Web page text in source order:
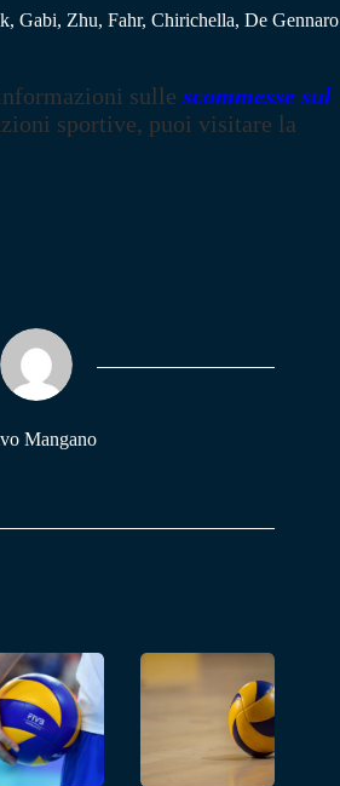
Gabi, Zhu, Fahr, Chirichella, De Gennaro
sulle scommesse sul
sportive, puoi visitare la
Mangano